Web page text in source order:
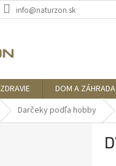
info@naturzon.sk
ZDRAVIE DOM A ZÁHRADA
Darčeky podľa hobby